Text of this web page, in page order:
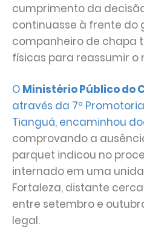
cumprimento da
continuasse à frente do
companheiro de chapa
físicas para reassumir o
O Ministério Público do
através da 7ª
Tianguá, encaminhou
comprovando a
parquet indicou no
internado em uma
Fortaleza, distante
entre setembro e
legal.